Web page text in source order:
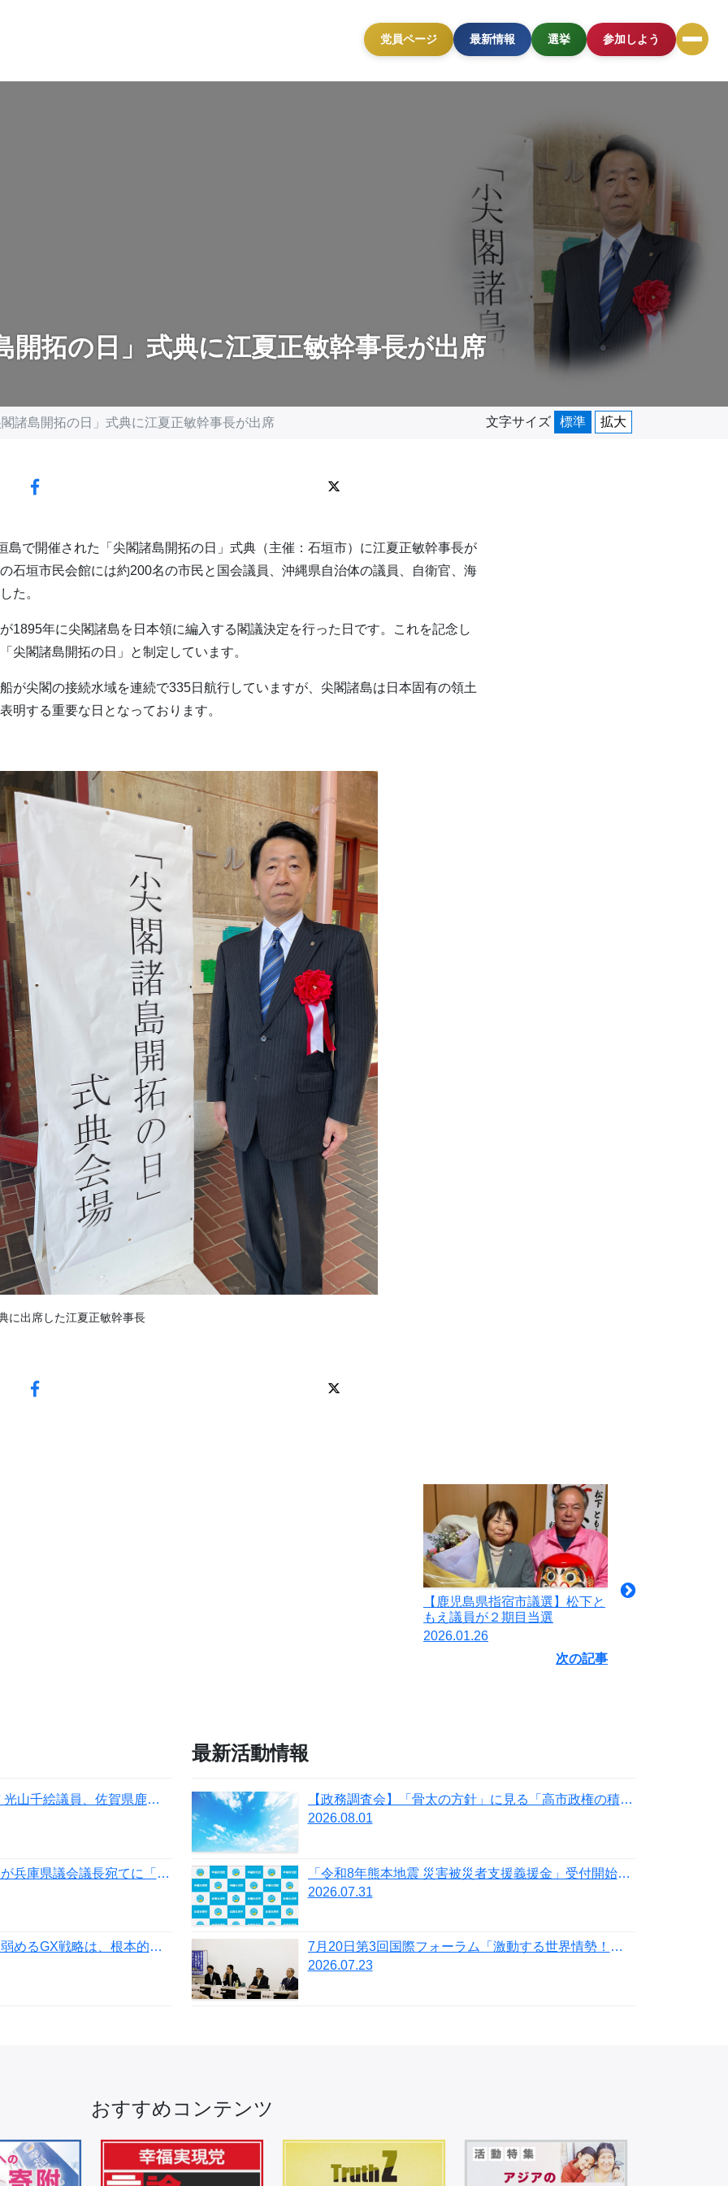
党員ページ 最新情報 選挙 参加しよう
開拓の日」式典に江夏正敏幹事長が出席
諸島開拓の日」式典に江夏正敏幹事長が出席 文字サイズ 標準 拡大
島で開催された「尖閣諸島開拓の日」式典（主催：石垣市）に江夏正敏幹事長が
石垣市民会館には約200名の市民と国会議員、沖縄県自治体の議員、自衛官、海
た。
1895年に尖閣諸島を日本領に編入する閣議決定を行った日です。これを記念し
尖閣諸島開拓の日」と制定しています。
が尖閣の接続水域を連続で335日航行していますが、尖閣諸島は日本固有の領土
明する重要な日となっております。
に出席した江夏正敏幹事長
【鹿児島県指宿市議選】松下と
もえ議員が２期目当選
2026.01.26
次の記事
【活動報告】長崎県大村市 光山千絵議員、佐賀県鹿島市 釘尾せつ子議員、中島徹党佐賀県本部統括支部代表が、「パートナーシップ宣誓制度」の導入に反対する陳情書を提出
【活動報告】党兵庫県本部が兵庫県議会議長宛てに「兵庫県立２大学の『教育無償化』を盛り込んだ令和8年度予算案に反対を求める要望書」を提出
【政務調査会】日本経済を弱めるGX戦略は、根本的な見直しを
最新活動情報
【政務調査会】「骨太の方針」に見る「高市政権の積極財政」の落とし穴
2026.08.01
「令和8年熊本地震 災害被災者支援義援金」受付開始のお知らせ
2026.07.31
7月20日第3回国際フォーラム「激動する世界情勢！日本の針路を問う」開催
2026.07.23
おすすめコンテンツ